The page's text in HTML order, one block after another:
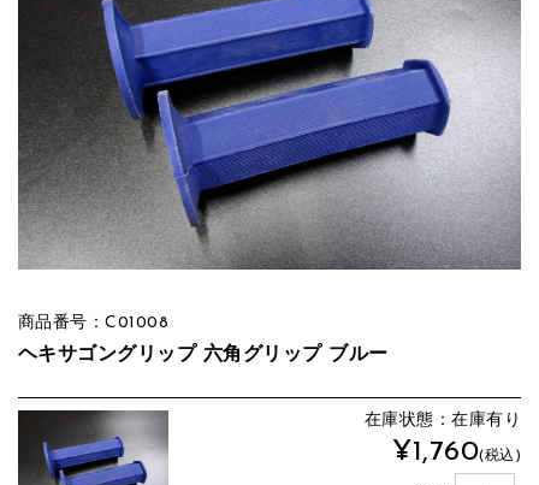
商品番号：C01008
ヘキサゴングリップ 六角グリップ ブルー
在庫状態：在庫有り
¥1,760(税込)